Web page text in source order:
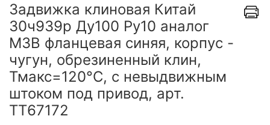
Задвижка клиновая Китай
30ч939р Ду100 Ру10 аналог
МЗВ фланцевая синяя, корпус -
чугун, обрезиненный клин,
Тмакс=120°C, с невыдвижным
штоком под привод, арт.
ТТ67172